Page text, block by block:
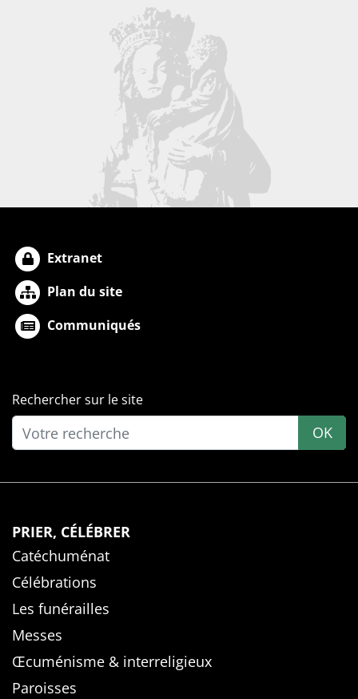
Extranet
Plan du site
Communiqués
Rechercher sur le site
OK
PRIER, CÉLÉBRER
Catéchuménat
Célébrations
Les funérailles
Messes
Œcuménisme & interreligieux
Paroisses